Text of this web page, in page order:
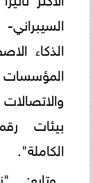
الذكاء
المؤسسات
بيئات
الكاملة".
وتابع: